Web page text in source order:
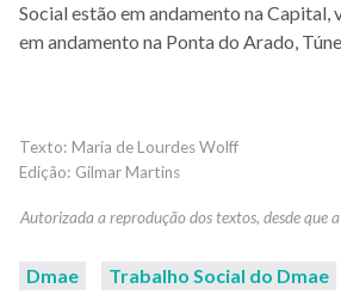
Social estão em andamento na Capital,
em andamento na Ponta do Arado,
Maria de Lourdes Wolff
Gilmar Martins
Dmae
Trabalho Social do Dmae